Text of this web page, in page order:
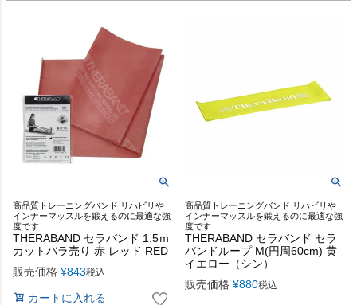
高品質トレーニングバンド リハビリや
インナーマッスルを鍛えるのに最適な強
度です
THERABAND セラバンド 1.5ｍ
カットバラ売り 赤 レッド RED
販売価格 ¥843税込
カートに入れる
高品質トレーニングバンド リハビリや
インナーマッスルを鍛えるのに最適な強
度です
THERABAND セラバンド セラ
バンドループ M(円周60cm) 黄
イエロー（シン）
販売価格 ¥880税込